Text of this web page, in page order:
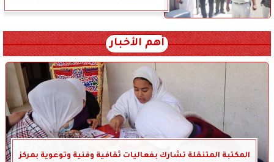
أهم الأخبار
المكتبة المتنقلة تشارك بفعاليات ثقافية وفنية وتوعوية بمركز